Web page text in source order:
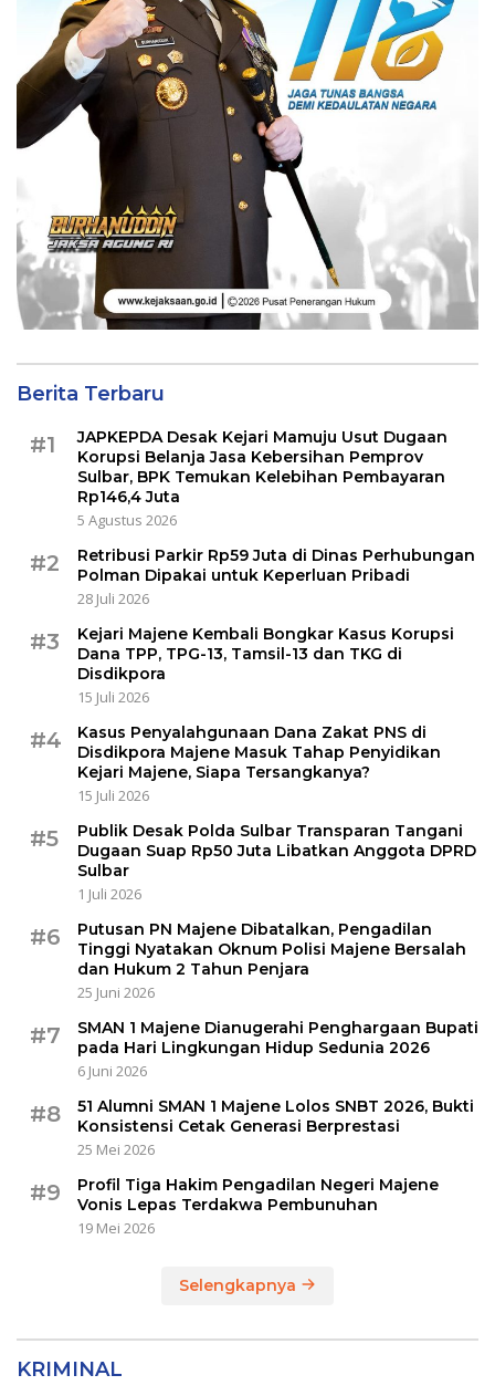
Berita Terbaru
#1
JAPKEPDA Desak Kejari Mamuju Usut Dugaan
Korupsi Belanja Jasa Kebersihan Pemprov
Sulbar, BPK Temukan Kelebihan Pembayaran
Rp146,4 Juta
5 Agustus 2026
#2
Retribusi Parkir Rp59 Juta di Dinas Perhubungan
Polman Dipakai untuk Keperluan Pribadi
28 Juli 2026
#3
Kejari Majene Kembali Bongkar Kasus Korupsi
Dana TPP, TPG-13, Tamsil-13 dan TKG di
Disdikpora
15 Juli 2026
#4
Kasus Penyalahgunaan Dana Zakat PNS di
Disdikpora Majene Masuk Tahap Penyidikan
Kejari Majene, Siapa Tersangkanya?
15 Juli 2026
#5
Publik Desak Polda Sulbar Transparan Tangani
Dugaan Suap Rp50 Juta Libatkan Anggota DPRD
Sulbar
1 Juli 2026
#6
Putusan PN Majene Dibatalkan, Pengadilan
Tinggi Nyatakan Oknum Polisi Majene Bersalah
dan Hukum 2 Tahun Penjara
25 Juni 2026
#7
SMAN 1 Majene Dianugerahi Penghargaan Bupati
pada Hari Lingkungan Hidup Sedunia 2026
6 Juni 2026
#8
51 Alumni SMAN 1 Majene Lolos SNBT 2026, Bukti
Konsistensi Cetak Generasi Berprestasi
25 Mei 2026
#9
Profil Tiga Hakim Pengadilan Negeri Majene
Vonis Lepas Terdakwa Pembunuhan
19 Mei 2026
Selengkapnya
KRIMINAL